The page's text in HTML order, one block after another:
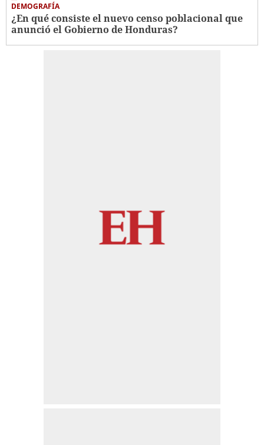
DEMOGRAFÍA
¿En qué consiste el nuevo censo poblacional que
anunció el Gobierno de Honduras?